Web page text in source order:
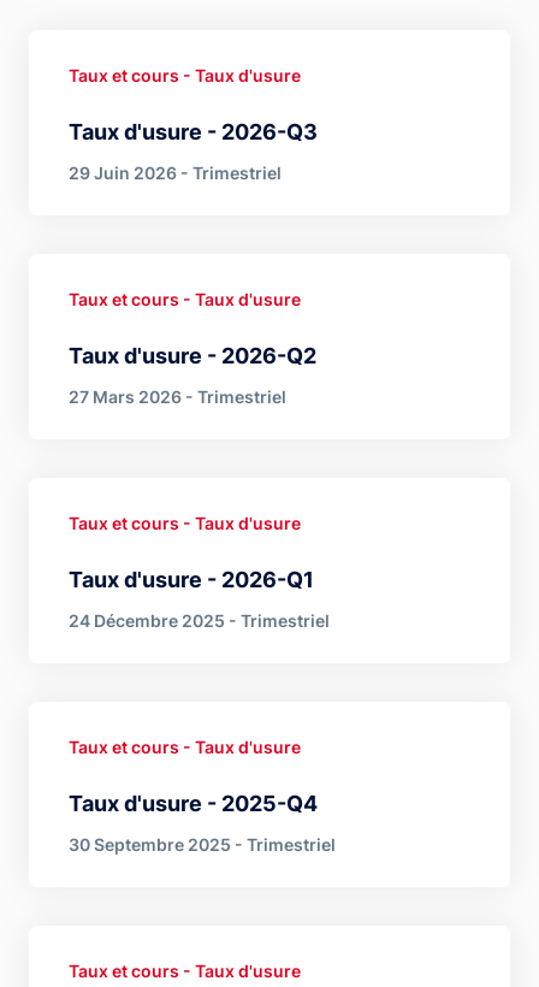
Taux d'usure - 2026-Q3
Taux et cours - Taux d'usure
29 Juin 2026 - Trimestriel
Taux d'usure - 2026-Q2
Taux et cours - Taux d'usure
27 Mars 2026 - Trimestriel
Taux d'usure - 2026-Q1
Taux et cours - Taux d'usure
24 Décembre 2025 - Trimestriel
Taux d'usure - 2025-Q4
Taux et cours - Taux d'usure
30 Septembre 2025 - Trimestriel
Taux et cours - Taux d'usure